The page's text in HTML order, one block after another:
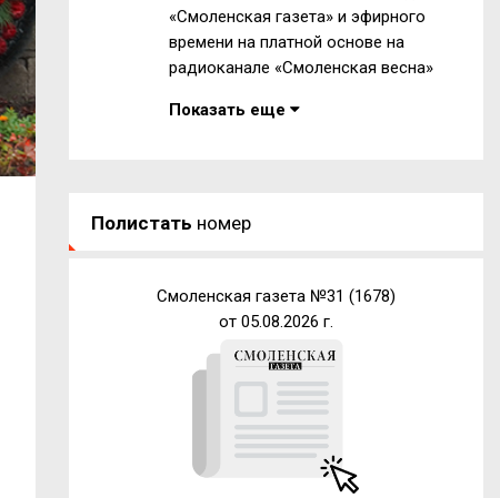
«Смоленская газета» и эфирного
времени на платной основе на
радиоканале «Смоленская весна»
Показать еще
Полистать номер
Смоленская газета №31 (1678)
от 05.08.2026 г.